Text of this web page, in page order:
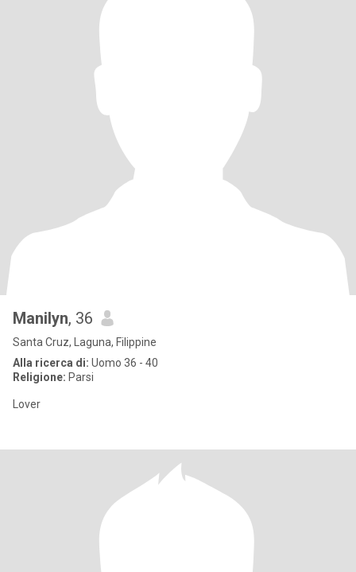
Manilyn, 36
Santa Cruz, Laguna, Filippine
Alla ricerca di: Uomo 36 - 40
Religione: Parsi
Lover